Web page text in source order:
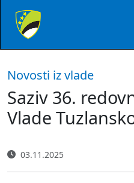
Novosti iz vlade
Saziv 36.
Vlade
03.11.2025